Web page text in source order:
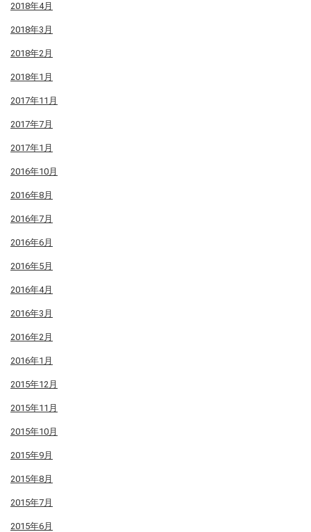
2018年4月
2018年3月
2018年2月
2018年1月
2017年11月
2017年7月
2017年1月
2016年10月
2016年8月
2016年7月
2016年6月
2016年5月
2016年4月
2016年3月
2016年2月
2016年1月
2015年12月
2015年11月
2015年10月
2015年9月
2015年8月
2015年7月
2015年6月